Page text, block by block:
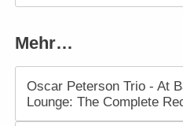
Mehr…
Oscar Peterson Trio - At
Lounge: The Complete